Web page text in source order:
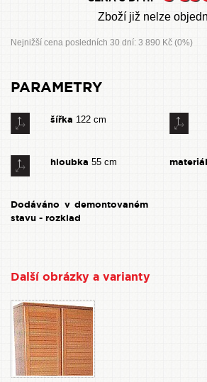
Zboží již nelze
Nejnižší cena posledních 30 dní: 3 890 Kč (0%)
PARAMETRY
šířka 122 cm
hloubka 55 cm materiál
Dodáváno v demontovaném
stavu - rozklad
Další obrázky a varianty